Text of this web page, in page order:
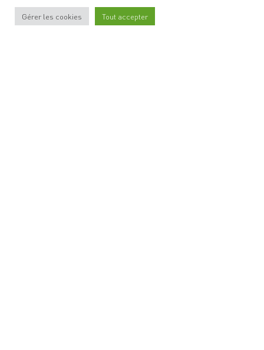
Stationnerà Oullins
Gérer les cookies Tout accepter